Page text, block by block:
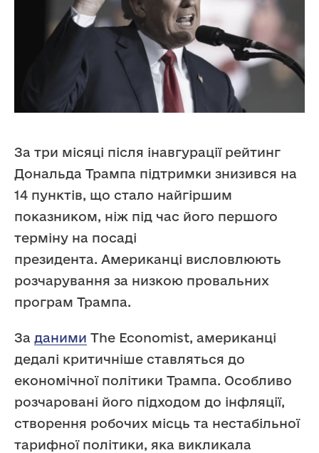
За три місяці після інавгурації рейтинг
Дональда Трампа підтримки знизився на
14 пунктів, що стало найгіршим
показником, ніж під час його першого
терміну на посаді
президента. Американці висловлюють
розчарування за низкою провальних
програм Трампа.
За даними The Economist, американці
дедалі критичніше ставляться до
економічної політики Трампа. Особливо
розчаровані його підходом до інфляції,
створення робочих місць та нестабільної
тарифної політики, яка викликала